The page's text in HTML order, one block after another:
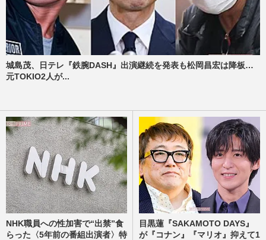
城島茂、日テレ『鉄腕DASH』出演継続を発表も松岡昌宏は降板…
元TOKIO2人が...
NHK職員への性加害で“出禁”食
らった〈5年前の番組出演者〉特
目黒蓮『SAKAMOTO DAYS』
が『コナン』『マリオ』抑えて1